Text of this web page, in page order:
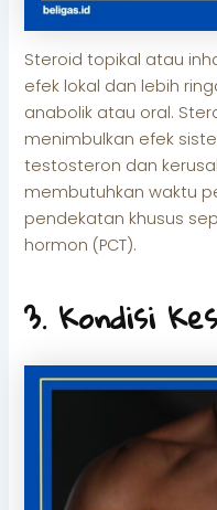
Steroid topikal atau
efek lokal dan lebih
anabolik atau oral.
menimbulkan efek
testosteron dan
membutuhkan waktu
pendekatan khusus
hormon (PCT).
3. Kondisi